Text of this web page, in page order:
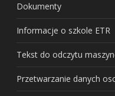
Dokumenty
Informacje o szkole ETR
Tekst do odczytu
Przetwarzanie danych